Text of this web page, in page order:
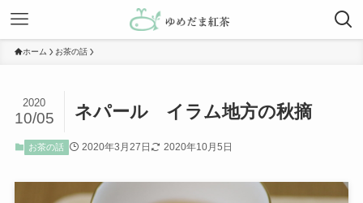
ホーム お茶の話
ネパール イラム地方の秋摘
2020
10/05
お茶の話 2020年3月27日 2020年10月5日